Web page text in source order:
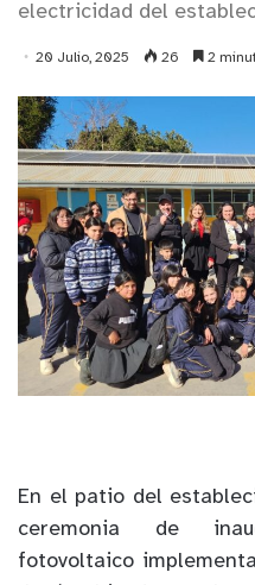
electricidad del
20 Julio, 2025 26 2
En el patio del
ceremonia de
fotovoltaico